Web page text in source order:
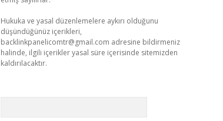
Hukuka ve yasal düzenlemelere aykırı olduğunu
düşündüğünüz içerikleri,
backlinkpanelicomtr@gmail.com adresine bildirmeniz
halinde, ilgili içerikler yasal süre içerisinde sitemizden
kaldırılacaktır.